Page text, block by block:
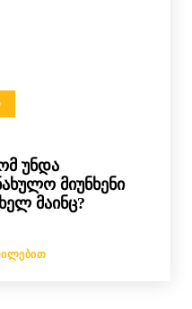
უნდა
მიუნხენი
მაინც?